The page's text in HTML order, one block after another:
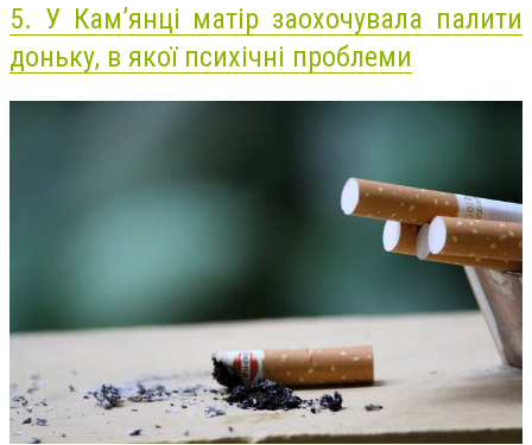
5. У Кам’янці матір заохочувала палити
доньку, в якої психічні проблеми